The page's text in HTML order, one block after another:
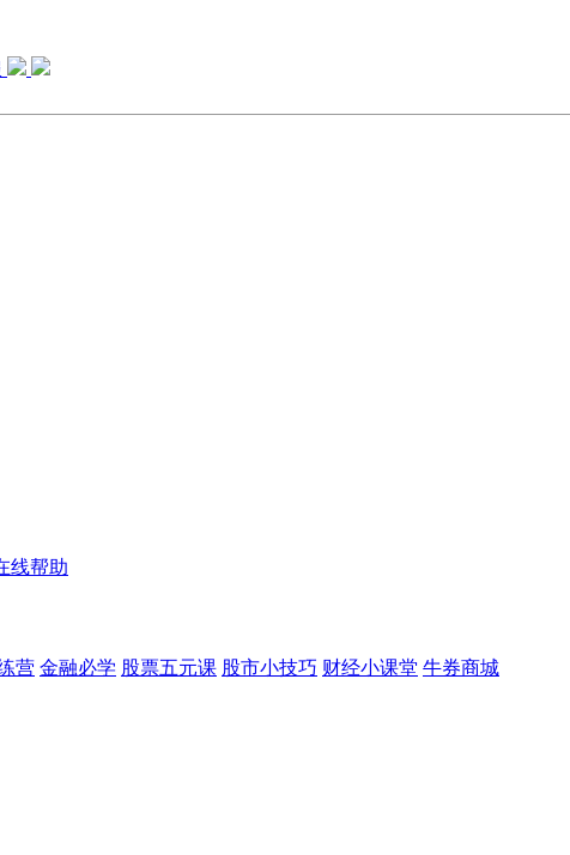
线帮助
营 金融必学 股票五元课 股市小技巧 财经小课堂 牛券商城